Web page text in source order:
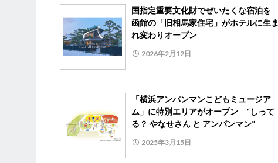
国指定重要文化財でぜいたくな宿泊を
函館の「旧相馬家住宅」がホテルに生ま
れ変わりオープン
2026年2月12日
「横浜アンパンマンこどもミュージア
ム」に特別エリアがオープン “しって
る？ やなせさん と アンパンマン”
2025年3月15日